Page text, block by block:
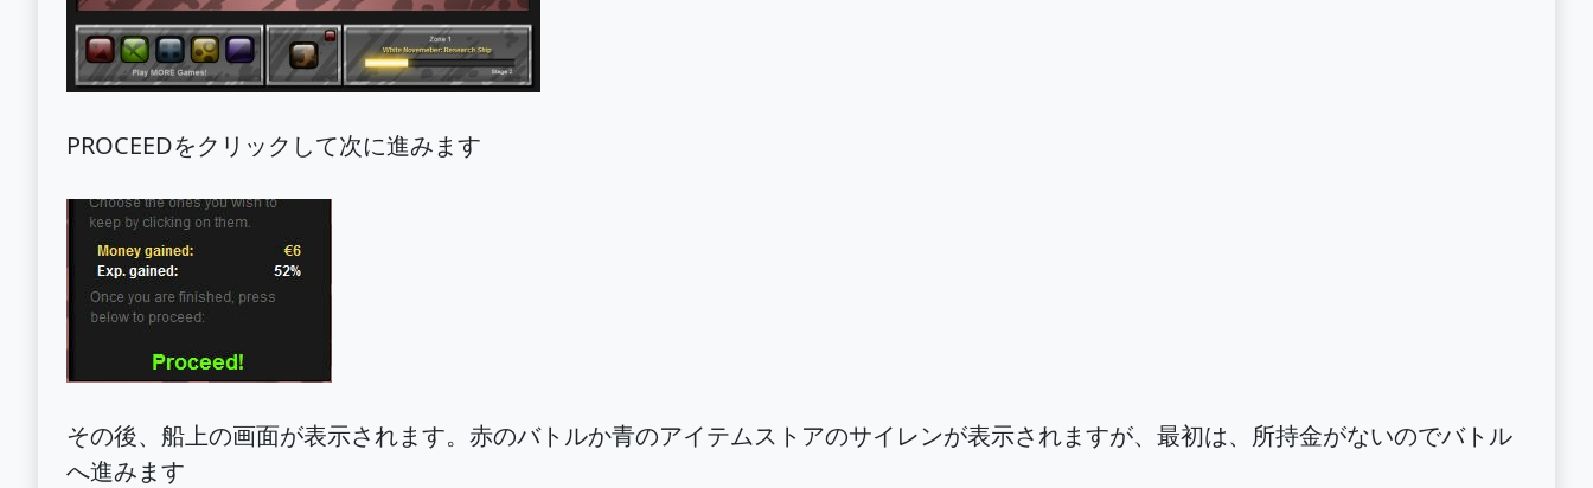
PROCEEDをクリックして次に進みます
その後、船上の画面が表示されます。赤のバトルか青のアイテムストアのサイレンが表示されますが、最初は、所持金がないのでバトル
へ進みます